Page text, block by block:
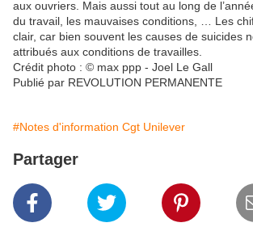
aux ouvriers. Mais aussi tout au long de
du travail, les mauvaises conditions, … Les
clair, car bien souvent les causes de suicides
attribués aux conditions de travailles.
Crédit photo : © max ppp - Joel Le Gall
Publié par REVOLUTION PERMANENTE
#Notes d'information Cgt Unilever
Partager